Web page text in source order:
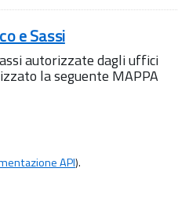
e Sassi
autorizzate dagli uffici
la seguente MAPPA
API).